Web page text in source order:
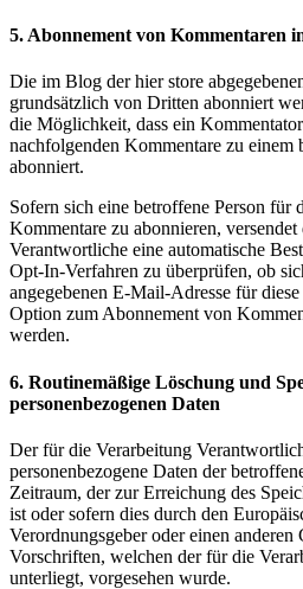
5. Abonnement von Kommentaren
Die im Blog der hier store
grundsätzlich von Dritten abonniert
die Möglichkeit, dass ein
nachfolgenden Kommentare zu einem
abonniert.
Sofern sich eine betroffene Person für
Kommentare zu abonnieren,
Verantwortliche eine automatische
Opt-In-Verfahren zu überprüfen, ob
angegebenen E-Mail-Adresse für
Option zum Abonnement von
werden.
6. Routinemäßige Löschung und
personenbezogenen Daten
Der für die Verarbeitung
personenbezogene Daten der
Zeitraum, der zur Erreichung des
ist oder sofern dies durch den
Verordnungsgeber oder einen anderen
Vorschriften, welchen der für die
unterliegt, vorgesehen wurde.